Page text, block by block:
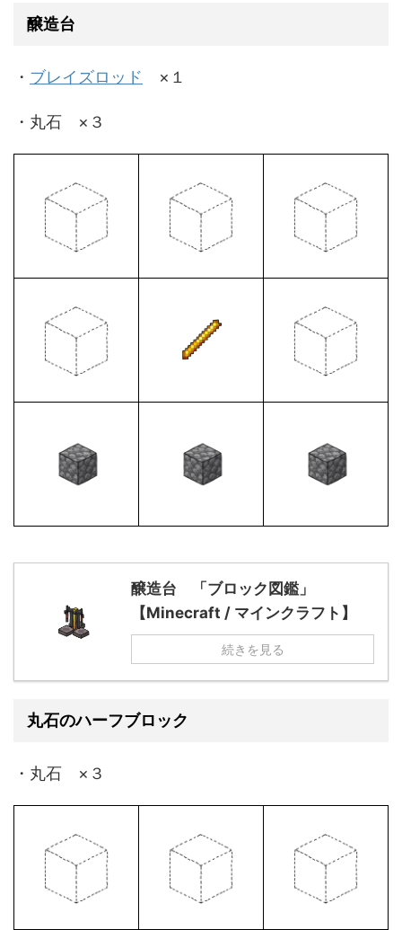
醸造台
・ ブレイズロッド ×１
・丸石 ×３
醸造台 「ブロック図鑑」
【Minecraft / マインクラフト】
続きを見る
丸石のハーフブロック
・丸石 ×３